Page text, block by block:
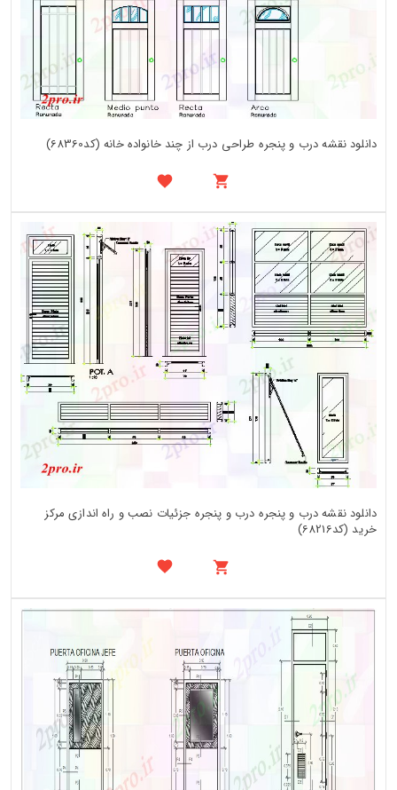
دانلود نقشه درب و پنجره طراحی درب از چند خانواده خانه (کد68360)
دانلود نقشه درب و پنجره درب و پنجره جزئیات نصب و راه اندازی مرکز
خرید (کد68216)